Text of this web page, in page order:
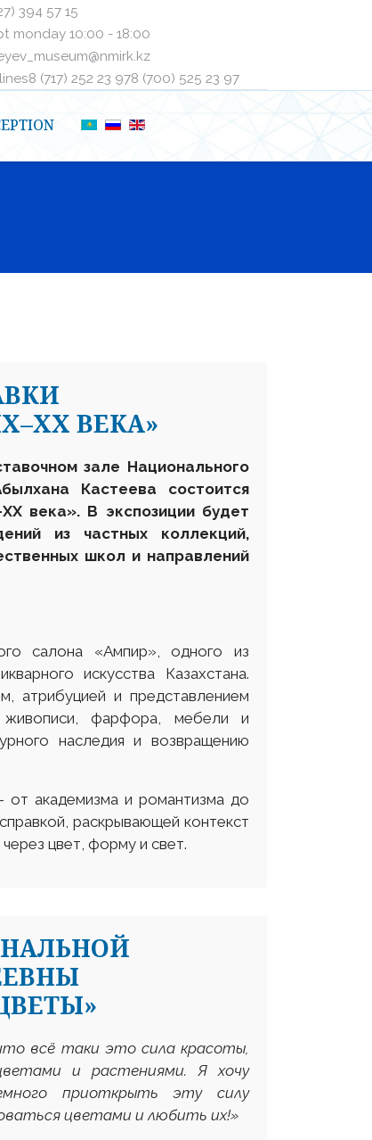
394 57 15
monday 10:00 - 18:00
ㅤ8 (717) 252 23 97ㅤㅤ8 (700) 525 23 97
ВЕКА»
зале Национального
Кастеева состоится
века». В экспозиции будет
из частных коллекций,
школ и направлений
салона «Ампир», одного из
искусства Казахстана.
атрибуцией и представлением
живописи, фарфора, мебели и
наследия и возвращению
от академизма и романтизма до
раскрывающей контекст
цвет, форму и свет.
всё таки это сила красоты,
и растениями. Я хочу
приоткрыть эту силу
цветами и любить их!»